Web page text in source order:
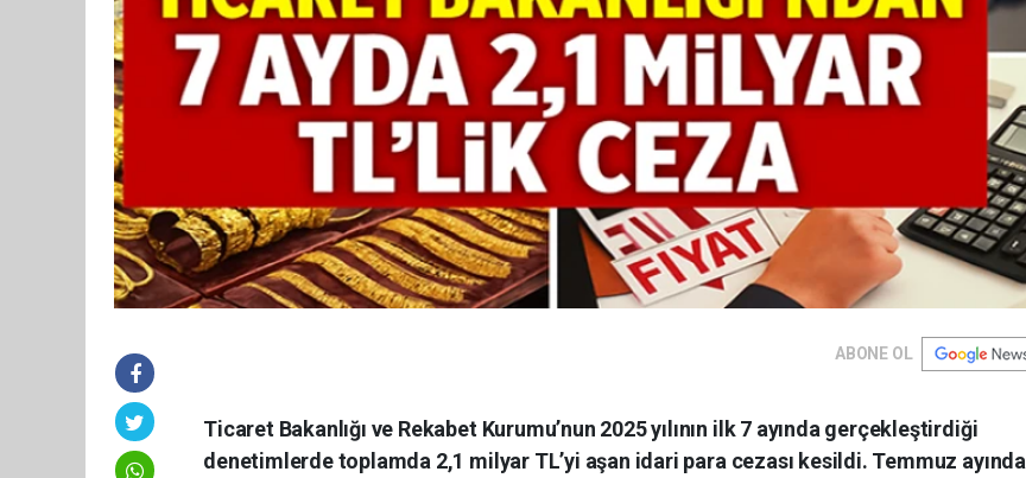
ABONE OL
Ticaret Bakanlığı ve Rekabet Kurumu’nun 2025 yılının ilk 7 ayında gerçekleştirdiği
denetimlerde toplamda 2,1 milyar TL’yi aşan idari para cezası kesildi. Temmuz ayında